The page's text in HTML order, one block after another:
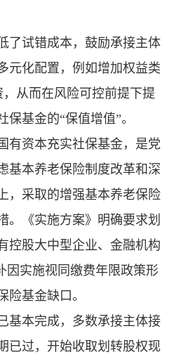
了试错成本，鼓励承接主体
元化配置，例如增加权益类
从而在风险可控前提下提
基金的“保值增值”。
有资本充实社保基金，是党
基本养老保险制度改革和深
，采取的增强基本养老保险
。《实施方案》明确要求划
控股大中型企业、金融机构
因实施视同缴费年限政策形
险基金缺口。
基本完成，多数承接主体接
已过，开始收取划转股权现